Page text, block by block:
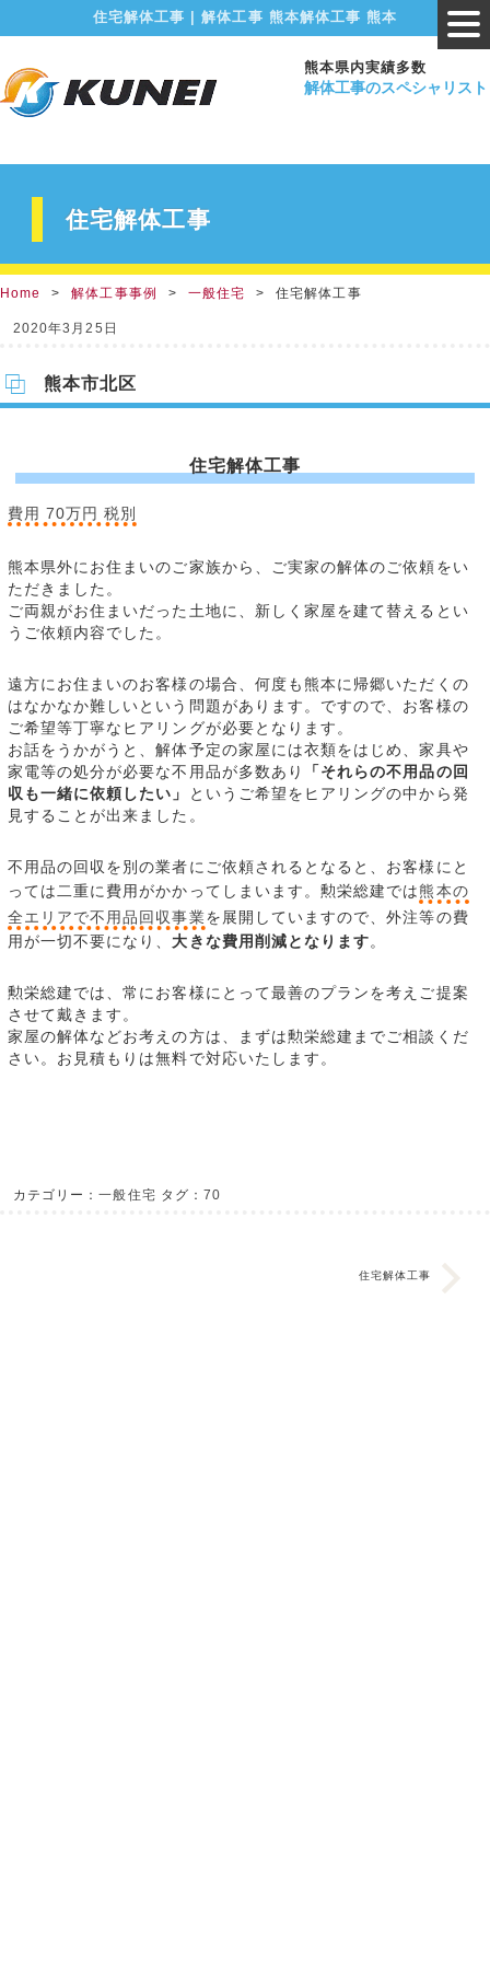
住宅解体工事 | 解体工事 熊本解体工事 熊本
熊本県内実績多数
解体工事のスペシャリスト
Home 解体工事事例 一般住宅 住宅解体工事
住宅解体工事
2020年3月25日
熊本市北区
住宅解体工事
費用 70万円 税別
熊本県外にお住まいのご家族から、ご実家の解体のご依頼をい
ただきました。
ご両親がお住まいだった土地に、新しく家屋を建て替えるとい
うご依頼内容でした。
遠方にお住まいのお客様の場合、何度も熊本に帰郷いただくの
はなかなか難しいという問題があります。ですので、お客様の
ご希望等丁寧なヒアリングが必要となります。
お話をうかがうと、解体予定の家屋には衣類をはじめ、家具や
家電等の処分が必要な不用品が多数あり
「それらの不用品の回
収も一緒に依頼したい」
というご希望をヒアリングの中から発
見することが出来ました。
不用品の回収を別の業者にご依頼されるとなると、お客様にと
っては二重に費用がかかってしまいます。勲栄総建では熊本の
全エリアで不用品回収事業を展開していますので、外注等の費
用が一切不要になり、 大きな費用削減となります。
勲栄総建では、常にお客様にとって最善のプランを考えご提案
させて戴きます。
家屋の解体などお考えの方は、まずは勲栄総建までご相談くだ
さい。お見積もりは無料で対応いたします。
カテゴリー：一般住宅 タグ： 70
住宅解体工事